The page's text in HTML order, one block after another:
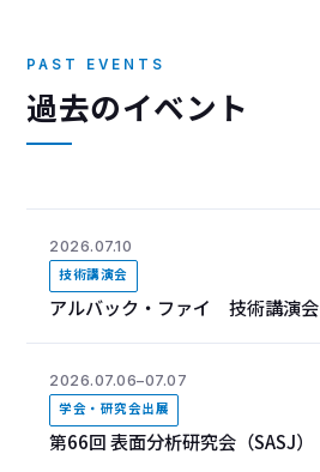
PAST EVENTS
過去のイベント
2026.07.10
技術講演会
アルバック・ファイ 技術講演会
2026.07.06–07.07
学会・研究会出展
第66回 表面分析研究会（SASJ）